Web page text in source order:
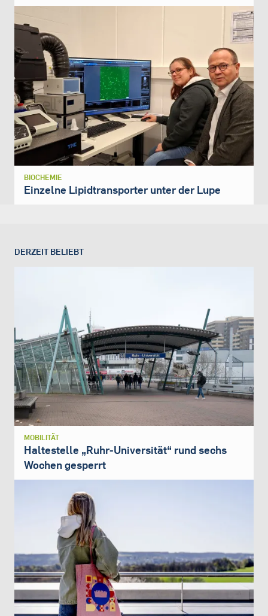
BIOCHEMIE
Einzelne Lipidtransporter unter der Lupe
DERZEIT BELIEBT
MOBILITÄT
Haltestelle „Ruhr-Universität“ rund sechs
Wochen gesperrt